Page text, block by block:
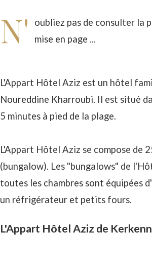
N' oubliez pas de consulter la
mise en page ...
L'Appart Hôtel Aziz est un hôtel
Noureddine Kharroubi. Il est situé
5 minutes à pied de la plage.
L'Appart Hôtel Aziz se compose de
(bungalow). Les "bungalows" de
toutes les chambres sont équipées
un réfrigérateur et petits fours.
L'Appart Hôtel Aziz de